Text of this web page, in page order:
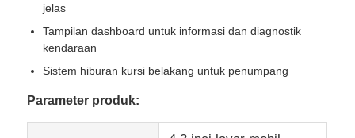
Berita
Kasus-kasus
jelas
Tampilan dashboard untuk informasi dan diagnostik
kendaraan
Sistem hiburan kursi belakang untuk penumpang
Parameter produk: